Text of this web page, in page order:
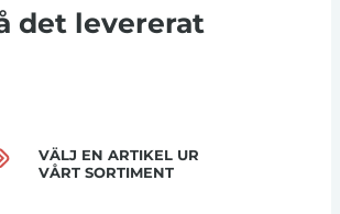
det levererat
VÄLJ EN ARTIKEL UR
VÅRT SORTIMENT